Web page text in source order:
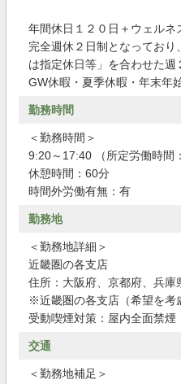
年間休日１２０日＋ウェルネ
完全週休２日制となってお
は指定休日等」を合わせた週
GW休暇・夏季休暇・年末年
勤務時間
＜勤務時間＞
9:20～17:40 （所定労働時間
休憩時間：60分
時間外労働有無：有
勤務地
＜勤務地詳細＞
近畿圏の各支店
住所：大阪府、京都府、兵
※近畿圏の各支店（希望を考
受動喫煙対策：屋内全面禁煙
交通
＜勤務地補足＞